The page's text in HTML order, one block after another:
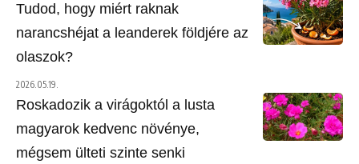
Tudod, hogy miért raknak
narancshéjat a leanderek földjére az
olaszok?
2026.05.19.
Roskadozik a virágoktól a lusta
magyarok kedvenc növénye,
mégsem ülteti szinte senki